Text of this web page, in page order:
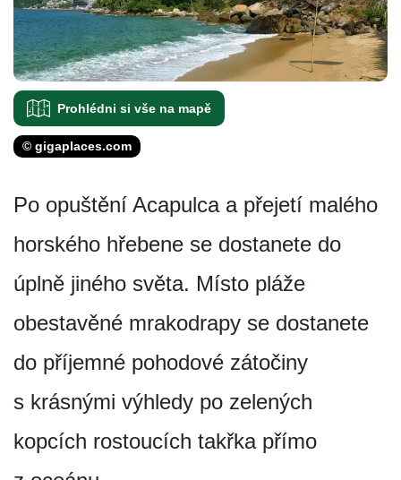
Prohlédni si vše na mapě
© gigaplaces.com
Po opuštění Acapulca a přejetí malého
horského hřebene se dostanete do
úplně jiného světa. Místo pláže
obestavěné mrakodrapy se dostanete
do příjemné pohodové zátočiny
s krásnými výhledy po zelených
kopcích rostoucích takřka přímo